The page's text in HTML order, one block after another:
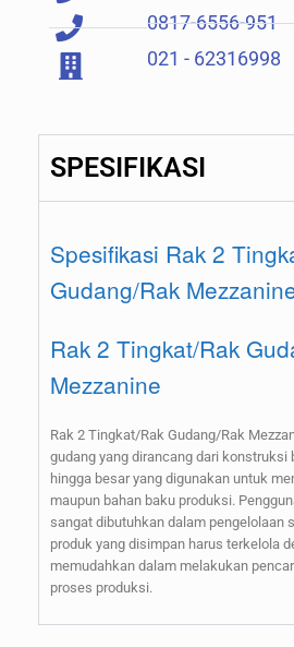
0817-6556-951
021 - 62316998
SPESIFIKASI
Spesifikasi Rak 2
Gudang/Rak
Rak 2 Tingkat/Rak
Mezzanine
Rak 2 Tingkat/Rak Gudang/Rak
gudang yang dirancang dari konstruksi
hingga besar yang digunakan untuk
maupun bahan baku produksi.
sangat dibutuhkan dalam pengelolaan
produk yang disimpan harus terkelola
memudahkan dalam melakukan
proses produksi.